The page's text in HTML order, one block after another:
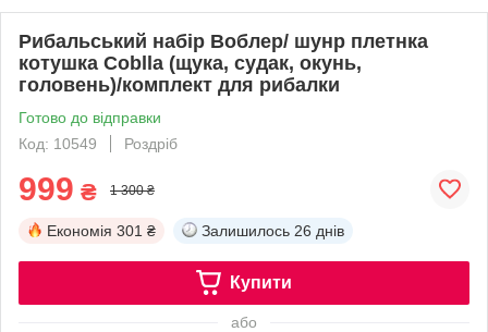
Рибальський набір Воблер/ шунр плетнка
котушка Coblla (щука, судак, окунь,
головень)/комплект для рибалки
Готово до відправки
Код: 10549
Роздріб
999 ₴ 1 300 ₴
Економія 301 ₴ Залишилось 26 днів
Купити
або